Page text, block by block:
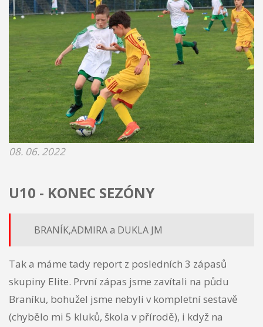
08. 06. 2022
U10 - KONEC SEZÓNY
BRANÍK,ADMIRA a DUKLA JM
Tak a máme tady report z posledních 3 zápasů
skupiny Elite. První zápas jsme zavítali na půdu
Braníku, bohužel jsme nebyli v kompletní sestavě
(chybělo mi 5 kluků, škola v přírodě), i když na